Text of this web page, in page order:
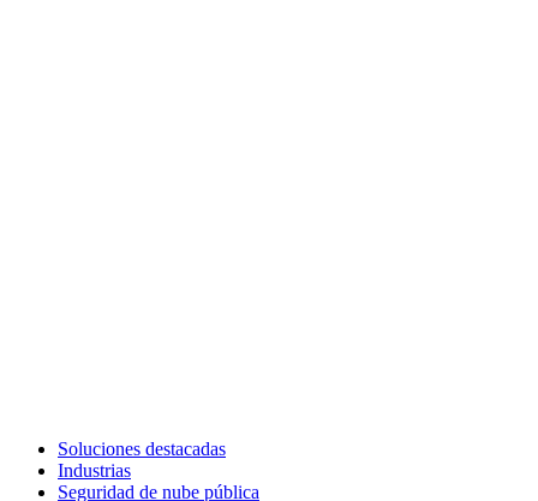
Soluciones destacadas
Industrias
Seguridad de nube pública